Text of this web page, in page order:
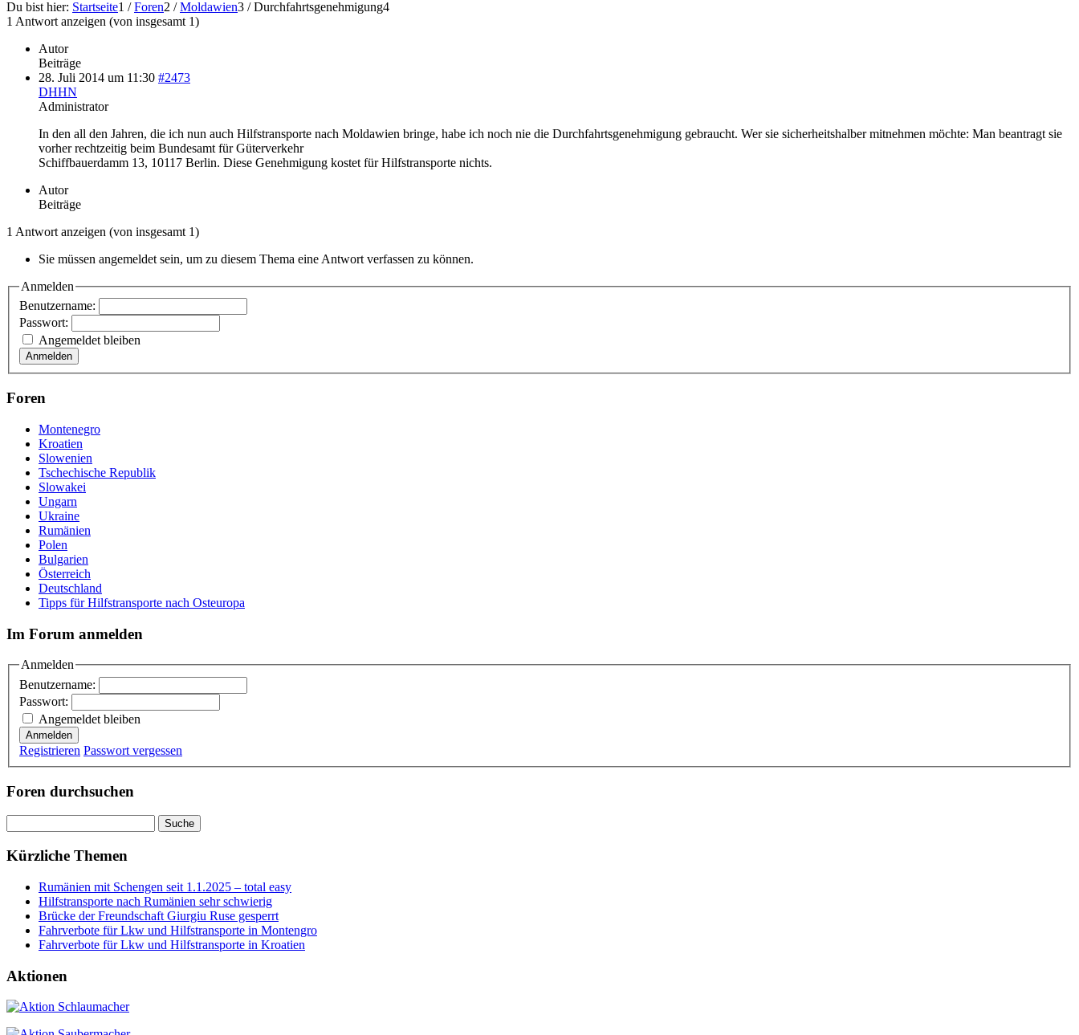
Du bist hier: Startseite1 / Foren2 / Moldawien3 / Durchfahrtsgenehmigung4
1 Antwort anzeigen (von insgesamt 1)
Autor
Beiträge
28. Juli 2014 um 11:30 #2473
DHHN
Administrator
In den all den Jahren, die ich nun auch Hilfstransporte nach Moldawien bringe, habe ich noch nie die Durchfahrtsgenehmigung gebraucht. Wer sie sicherheitshalber mitnehmen möchte: Man beantragt sie
vorher rechtzeitig beim Bundesamt für Güterverkehr
Schiffbauerdamm 13, 10117 Berlin. Diese Genehmigung kostet für Hilfstransporte nichts.
Autor
Beiträge
1 Antwort anzeigen (von insgesamt 1)
Sie müssen angemeldet sein, um zu diesem Thema eine Antwort verfassen zu können.
Anmelden
Benutzername:
Passwort:
Angemeldet bleiben
Anmelden
Foren
Montenegro
Kroatien
Slowenien
Tschechische Republik
Slowakei
Ungarn
Ukraine
Rumänien
Polen
Bulgarien
Österreich
Deutschland
Tipps für Hilfstransporte nach Osteuropa
Im Forum anmelden
Anmelden
Benutzername:
Passwort:
Angemeldet bleiben
Anmelden
Registrieren Passwort vergessen
Foren durchsuchen
nach:
Kürzliche Themen
Rumänien mit Schengen seit 1.1.2025 – total easy
Hilfstransporte nach Rumänien sehr schwierig
Brücke der Freundschaft Giurgiu Ruse gesperrt
Fahrverbote für Lkw und Hilfstransporte in Montengro
Fahrverbote für Lkw und Hilfstransporte in Kroatien
Aktionen